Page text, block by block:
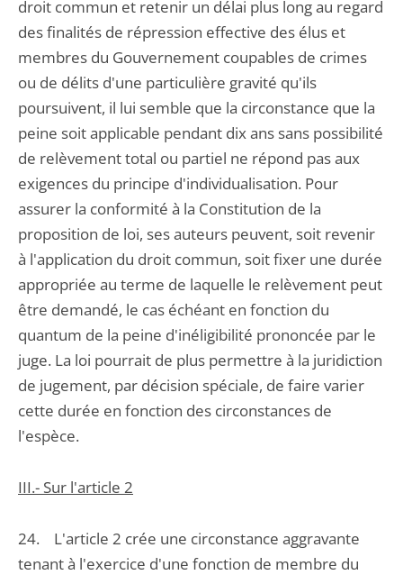
droit commun et retenir un délai plus long au regard
des finalités de répression effective des élus et
membres du Gouvernement coupables de crimes
ou de délits d'une particulière gravité qu'ils
poursuivent, il lui semble que la circonstance que la
peine soit applicable pendant dix ans sans possibilité
de relèvement total ou partiel ne répond pas aux
exigences du principe d'individualisation. Pour
assurer la conformité à la Constitution de la
proposition de loi, ses auteurs peuvent, soit revenir
à l'application du droit commun, soit fixer une durée
appropriée au terme de laquelle le relèvement peut
être demandé, le cas échéant en fonction du
quantum de la peine d'inéligibilité prononcée par le
juge. La loi pourrait de plus permettre à la juridiction
de jugement, par décision spéciale, de faire varier
cette durée en fonction des circonstances de
l'espèce.
III.- Sur l'article 2
24. L'article 2 crée une circonstance aggravante
tenant à l'exercice d'une fonction de membre du